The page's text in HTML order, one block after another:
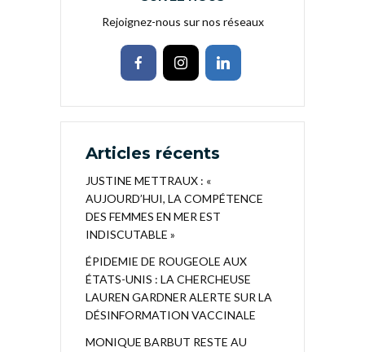
Rejoignez-nous sur nos réseaux
Articles récents
JUSTINE METTRAUX : «
AUJOURD’HUI, LA COMPÉTENCE
DES FEMMES EN MER EST
INDISCUTABLE »
ÉPIDEMIE DE ROUGEOLE AUX
ÉTATS-UNIS : LA CHERCHEUSE
LAUREN GARDNER ALERTE SUR LA
DÉSINFORMATION VACCINALE
MONIQUE BARBUT RESTE AU